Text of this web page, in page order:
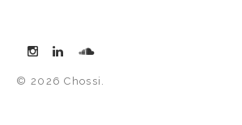
© 2026 Chossi.